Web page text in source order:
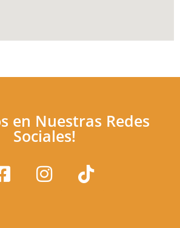
en Nuestras Redes
Sociales!